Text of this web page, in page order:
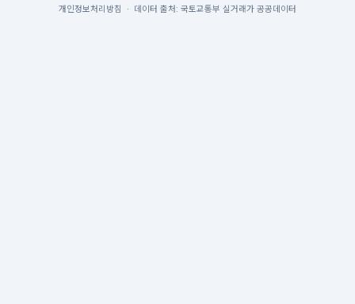
개인정보처리방침
· 데이터 출처: 국토교통부 실거래가 공공데이터